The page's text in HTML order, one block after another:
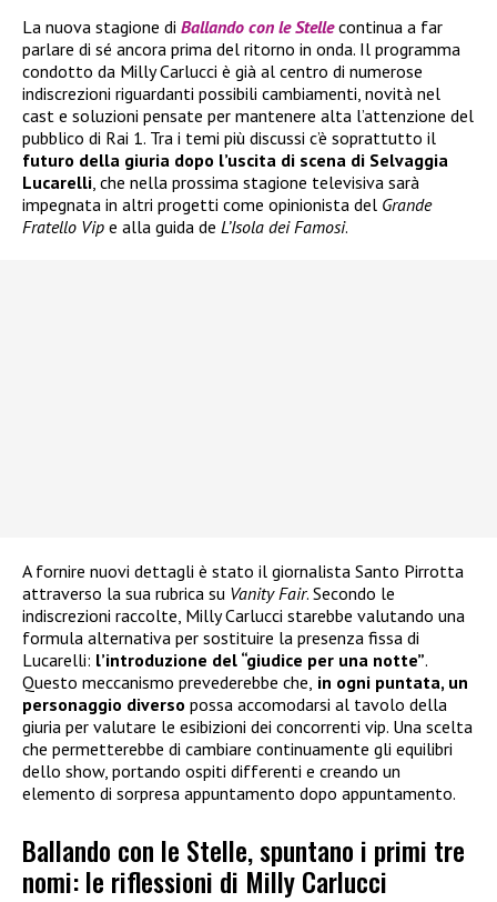
La nuova stagione di Ballando con le Stellecontinua a far
parlare di sé ancora prima del ritorno in onda. Il programma
condotto da Milly Carlucci è già al centro di numerose
indiscrezioni riguardanti possibili cambiamenti, novità nel
cast e soluzioni pensate per mantenere alta l’attenzione del
pubblico di Rai 1. Tra i temi più discussi c’è soprattutto il
futuro della giuria dopo l’uscita di scena di Selvaggia
Lucarelli, che nella prossima stagione televisiva sarà
impegnata in altri progetti come opinionista del Grande
Fratello Vip e alla guida de L’Isola dei Famosi.
A fornire nuovi dettagli è stato il giornalista Santo Pirrotta
attraverso la sua rubrica su Vanity Fair. Secondo le
indiscrezioni raccolte, Milly Carlucci starebbe valutando una
formula alternativa per sostituire la presenza fissa di
Lucarelli: l’introduzione del “giudice per una notte”.
Questo meccanismo prevederebbe che, in ogni puntata, un
personaggio diverso possa accomodarsi al tavolo della
giuria per valutare le esibizioni dei concorrenti vip. Una scelta
che permetterebbe di cambiare continuamente gli equilibri
dello show, portando ospiti differenti e creando un
elemento di sorpresa appuntamento dopo appuntamento.
Ballando con le Stelle, spuntano i primi tre
nomi: le riflessioni di Milly Carlucci